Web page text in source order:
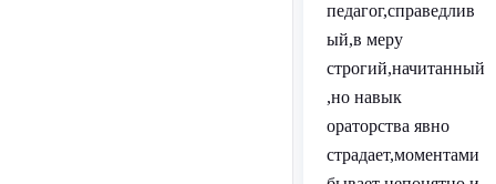
педагог,справедлив
ый,в меру
строгий,начитанный
,но навык
ораторства явно
страдает,моментами